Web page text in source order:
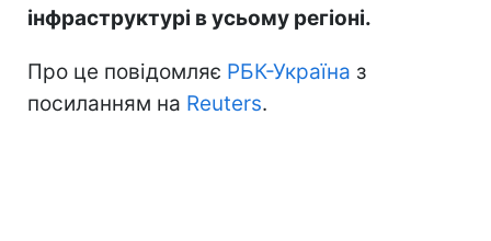
інфраструктурі в усьому регіоні.
Про це повідомляє РБК-Україна з
посиланням на Reuters.